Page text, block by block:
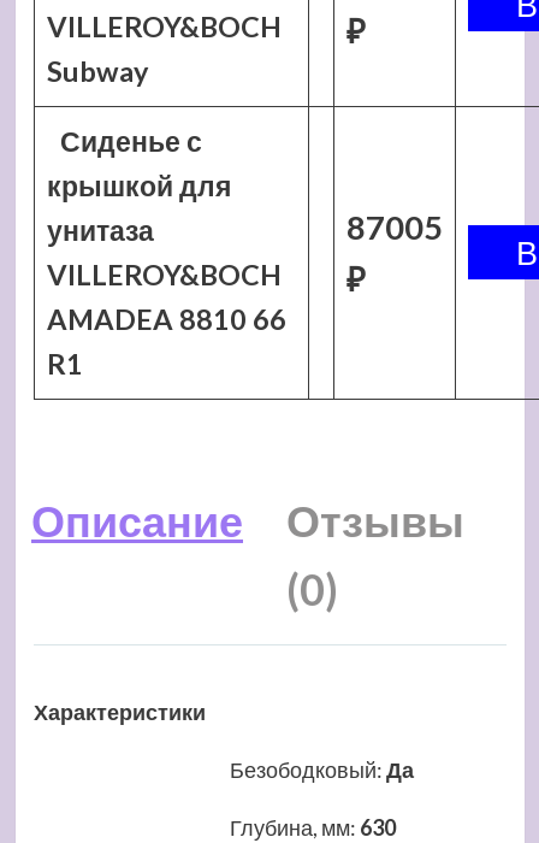
VILLEROY&BOCH
Subway
₽
Сиденье с
крышкой для
унитаза
VILLEROY&BOCH
AMADEA 8810 66
R1
87005
₽
Описание
Отзывы
(0)
Характеристики
Безободковый:Да
Глубина, мм: 630